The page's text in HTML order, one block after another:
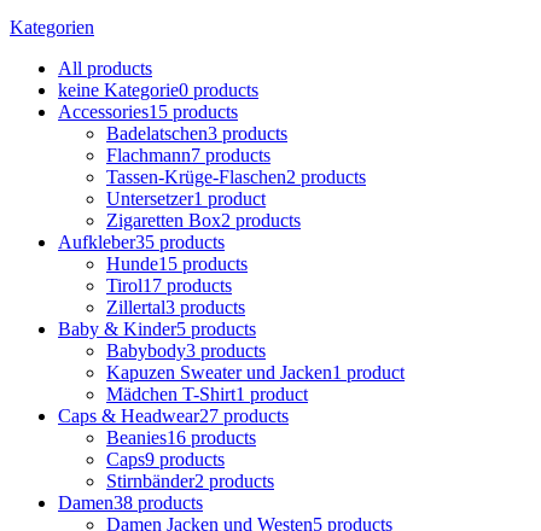
Kategorien
All products
keine Kategorie0 products
Accessories15 products
Badelatschen3 products
Flachmann7 products
Tassen-Krüge-Flaschen2 products
Untersetzer1 product
Zigaretten Box2 products
Aufkleber35 products
Hunde15 products
Tirol17 products
Zillertal3 products
Baby & Kinder5 products
Babybody3 products
Kapuzen Sweater und Jacken1 product
Mädchen T-Shirt1 product
Caps & Headwear27 products
Beanies16 products
Caps9 products
Stirnbänder2 products
Damen38 products
Damen Jacken und Westen5 products